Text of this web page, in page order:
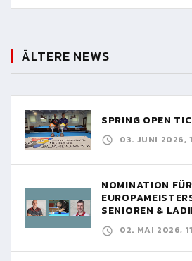
ÄLTERE NEWS
SPRING OPEN
03. JUNI 2026,
NOMINATION
SENIOREN &
02. MAI 2026,